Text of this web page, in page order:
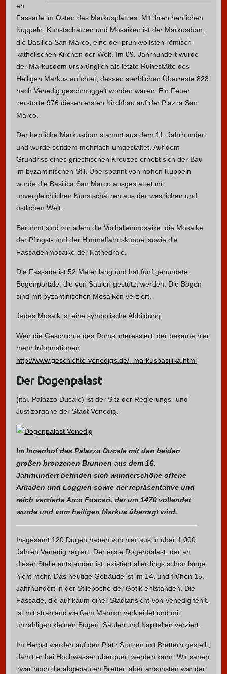
en
Fassade im Osten des Markusplatzes. Mit ihren herrlichen
Kuppeln, Kunstschätzen und Mosaiken ist der Markusdom,
die Basilica San Marco, eine der prunkvollsten römisch-
katholischen Kirchen der Welt. Im 09. Jahrhundert wurde
der Markusdom ursprünglich als letzte Ruhestätte des
Heiligen Markus errichtet, dessen sterblichen Überreste 828
nach Venedig geschmuggelt worden waren. Ein Feuer
zerstörte 976 diesen ersten Kirchbau auf der Piazza San
Marco.
Der herrliche Markusdom stammt aus dem 11. Jahrhundert
und wurde seitdem mehrfach umgestaltet. Auf dem
Grundriss eines griechischen Kreuzes erhebt sich der Bau
im byzantinischen Stil. Überspannt von hohen Kuppeln
wurde die Basilica San Marco ausgestattet mit
unvergleichlichen Kunstschätzen aus der westlichen und
östlichen Welt.
Berühmt sind vor allem die Vorhallenmosaike, die Mosaike
der Pfingst- und der Himmelfahrtskuppel sowie die
Fassadenmosaike der Kathedrale.
Die Fassade ist 52 Meter lang und hat fünf gerundete
Bogenportale, die von Säulen gestützt werden. Die Bögen
sind mit byzantinischen Mosaiken verziert.
Jedes Mosaik ist eine symbolische Abbildung.
Wen die Geschichte des Doms interessiert, der bekäme hier
mehr Informationen.
http://www.geschichte-venedigs.de/_markusbasilika.html
Der Dogenpalast
(ital. Palazzo Ducale) ist der Sitz der Regierungs- und
Justizorgane der Stadt Venedig.
Im Innenhof des Palazzo Ducale mit den beiden
großen bronzenen Brunnen aus dem 16.
Jahrhundert befinden sich wunderschöne offene
Arkaden und Loggien sowie der repräsentative und
reich verzierte Arco Foscari, der um 1470 vollendet
wurde und vom heiligen Markus überragt wird.
Insgesamt 120 Dogen haben von hier aus in über 1.000
Jahren Venedig regiert. Der erste Dogenpalast, der an
dieser Stelle entstanden ist, existiert allerdings schon lange
nicht mehr. Das heutige Gebäude ist im 14. und frühen 15.
Jahrhundert in der Stilepoche der Gotik entstanden. Die
Fassade, die auf kaum einer Stadtansicht von Venedig fehlt,
ist mit strahlend weißem Marmor verkleidet und mit
unzähligen kleinen Bögen, Säulen und Kapitellen verziert.
Im Herbst werden auf den Platz Stützen mit Brettern gestellt,
damit er bei Hochwasser überquert werden kann. Wir sahen
zwar noch die abgebauten Bretter, aber ansonsten war der